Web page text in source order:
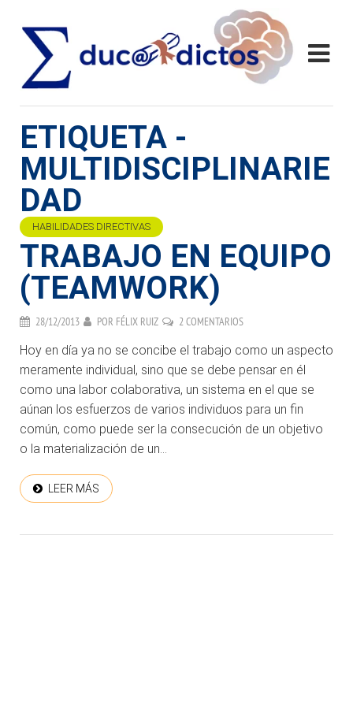
ETIQUETA -
MULTIDISCIPLINARIE
DAD
HABILIDADES DIRECTIVAS
TRABAJO EN EQUIPO
(TEAMWORK)
28/12/2013 POR FÉLIX RUIZ 2 COMENTARIOS
Hoy en día ya no se concibe el trabajo como un aspecto
meramente individual, sino que se debe pensar en él
como una labor colaborativa, un sistema en el que se
aúnan los esfuerzos de varios individuos para un fin
común, como puede ser la consecución de un objetivo
o la materialización de un...
LEER MÁS